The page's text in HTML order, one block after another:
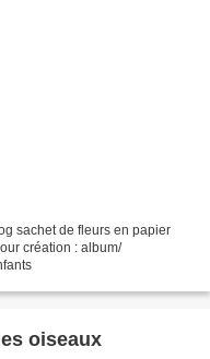
sachet de fleurs en papier
création : album/
oiseaux